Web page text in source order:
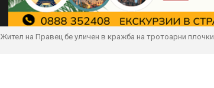
Жител на Правец бе уличен в кражба на тротоарни плочки